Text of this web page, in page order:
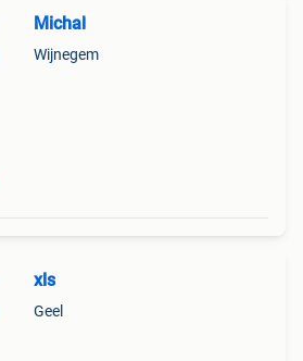
Michal
Wijnegem
xls
Geel